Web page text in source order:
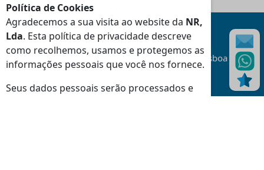
Política de Cookies
Agradecemos a sua visita ao website da NR,
Lda. Esta política de privacidade descreve
como recolhemos, usamos e protegemos as
informações pessoais que você nos fornece.
Seus dados pessoais serão processados e
TransporteGratuitona área da Grande Lisboa
(Consulte Condições )